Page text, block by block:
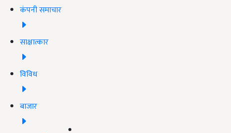
कंपनी समाचार
साक्षात्कार
विविध
बाजार